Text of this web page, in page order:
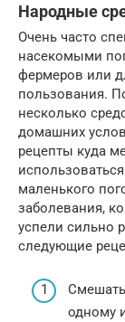
Народные
Очень часто
насекомыми
фермеров или
пользования.
несколько
домашних
рецепты куда
маленького
заболевания,
успели сильно
следующие
одному